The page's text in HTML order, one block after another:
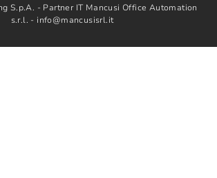
S.p.A. - Partner IT Mancusi Office Automation
s.r.l. - info@mancusisrl.it